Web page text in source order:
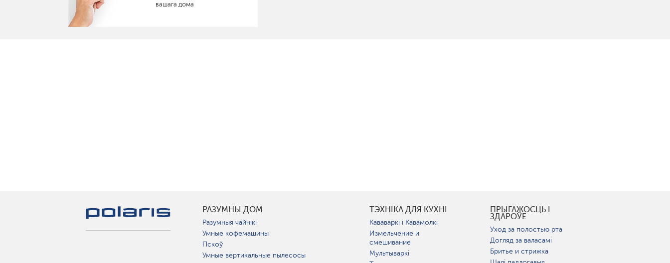
вашага дома
РАЗУМНЫ ДОМ
Разумныя чайнікі
Умные кофемашины
Пскоў
Умные вертикальные пылесосы
ТЭХНІКА ДЛЯ КУХНІ
Кававаркі і Кавамолкі
Измельчение и
смешивание
Мультываркі
ПРЫГАЖОСЦЬ І
ЗДАРОЎЕ
Уход за полостью рта
Догляд за валасамі
Бритье и стрижка